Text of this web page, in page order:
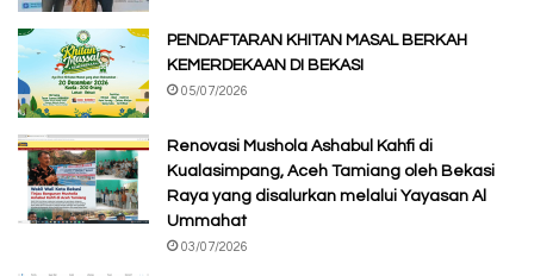
PENDAFTARAN KHITAN MASAL BERKAH
KEMERDEKAAN DI BEKASI
05/07/2026
Renovasi Mushola Ashabul Kahfi di
Kualasimpang, Aceh Tamiang oleh Bekasi
Raya yang disalurkan melalui Yayasan Al
Ummahat
03/07/2026